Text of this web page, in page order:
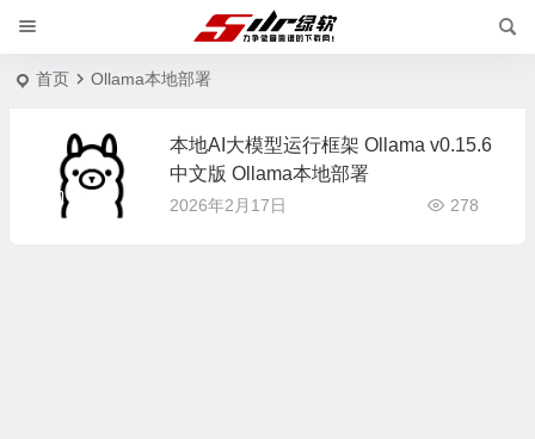
首页 Ollama本地部署
本地AI大模型运行框架 Ollama v0.15.6
中文版 Ollama本地部署
2026年2月17日 278